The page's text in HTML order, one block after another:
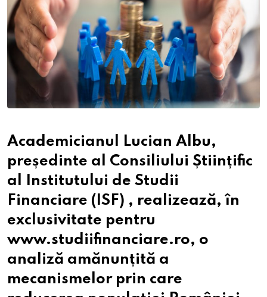
Academicianul Lucian Albu,
președinte al Consiliului Științific
al Institutului de Studii
Financiare (ISF) , realizează, în
exclusivitate pentru
www.studiifinanciare.ro, o
analiză amănunțită a
mecanismelor prin care